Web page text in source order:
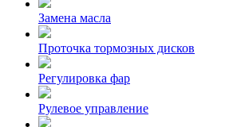
Замена масла
Проточка тормозных дисков
Регулировка фар
Рулевое управление